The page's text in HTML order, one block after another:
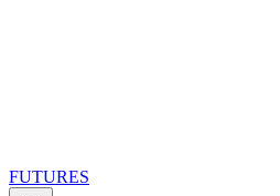
FUTURES